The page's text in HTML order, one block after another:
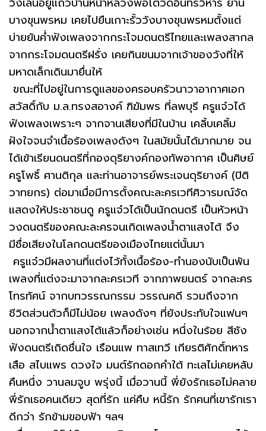
บางขุนพรหม เคยไปยืนเกาะรั้ววังบางขุนพรหมตั้งแต่
บ่ายยันค่ำฟังเพลงจากกระโจมดนตรีไทยและเพลงสากล
จากกระโจมดนตรีฝรั่ง เคยกินขนมจากเจ้าของวังที่ให้
มหาดเล็กเดินมายื่นให้
ขณะที่ไปอยู่ในการดูแลของครอบครัวนาวาอากาศเอก
สวัสดิ์กับ ม.ล.ทรงสอางค์ ฑิฆัมพร ที่ลพบุรี ครูแจ๋วได้
ฟังเพลงเพราะๆ จากจานเสียงที่มีในบ้าน เคลิ้บเคลิ้ม
ฝังใจจนจำเนื้อร้องเพลงดังๆ ในสมัยนั้นได้มากมาย จน
ได้เข้าเรียนดนตรีที่กองดุริยางค์กองทัพอากาศ เป็นศิษย์
ครูโพธิ์ ศานติกุล และท่านอาจารย์พระเจนดุริยางค์ (ปิติ
วาทยกร) ต่อมาเมื่อมีการตั้งคณะละครเวทีศิวารมณ์จัด
แสดงให้ประชาชนดู ครูแจ๋วได้เป็นนักดนตรี เป็นหัวหน้า
วงดนตรีของคณะละครจนเกิดเพลงน้ำตาแสงไต้ จึง
มีชื่อเสียงในโลกดนตรีของเมืองไทยแต่นั้นมา
ครูแจ๋วมีผลงานที่แต่งไว้ทั้งเนื้อร้อง-ทำนองนับเป็นพัน
เพลงที่แต่งจะมาจากละครเวที จากภาพยนตร์ จากละคร
โทรทัศน์ จากบทวรรณกรรม วรรณคดี รวมถึงจาก
ชีวิตส่วนตัวก็มีไม่น้อย เพลงดังๆ ที่ยังประทับใจแฟนๆ
นอกจากน้ำตาแสงไต้แล้วก็อย่างเช่น หนึ่งในร้อย สีชัง
ฟังดนตรีเถิดชื่นใจ เรือนแพ ทาสเทวี เกียรติศักดิ์ทหาร
เสือ สไบแพร ดวงใจ มนต์รักดอกคำใต้ ทะเลไม่เคยหลับ
คืนหนึ่ง วานลมจูบ พรุ่งนี้ เมื่อวานนี้ พี่ยังรักเธอไม่คลาย
พี่รักเธอคนเดียว สุดที่รัก แค่คืบ หนี้รัก รักคนที่เขารักเรา
ดีกว่า รักข้ามขอบฟ้า ฯลฯ